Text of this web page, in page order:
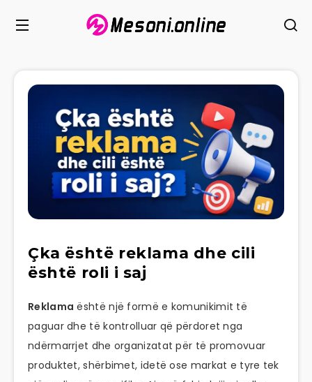
Çka është reklama dhe cili
është roli i saj
Reklama është një formë e komunikimit të
paguar dhe të kontrolluar që përdoret nga
ndërmarrjet dhe organizatat për të promovuar
produktet, shërbimet, idetë ose markat e tyre tek